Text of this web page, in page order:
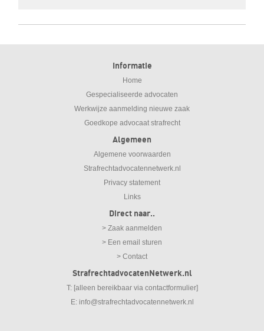
Informatie
Home
Gespecialiseerde advocaten
Werkwijze aanmelding nieuwe zaak
Goedkope advocaat strafrecht
Algemeen
Algemene voorwaarden
Strafrechtadvocatennetwerk.nl
Privacy statement
Links
Direct naar..
> Zaak aanmelden
> Een email sturen
> Contact
StrafrechtadvocatenNetwerk.nl
T: [alleen bereikbaar via contactformulier]
E: info@strafrechtadvocatennetwerk.nl